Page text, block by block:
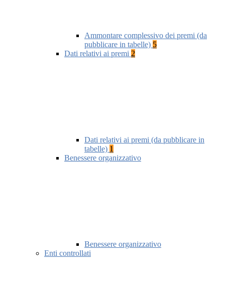
Ammontare complessivo dei premi (da
pubblicare in tabelle) 5
Dati relativi ai premi 2
Dati relativi ai premi (da pubblicare in
tabelle) 1
Benessere organizzativo
Benessere organizzativo
Enti controllati